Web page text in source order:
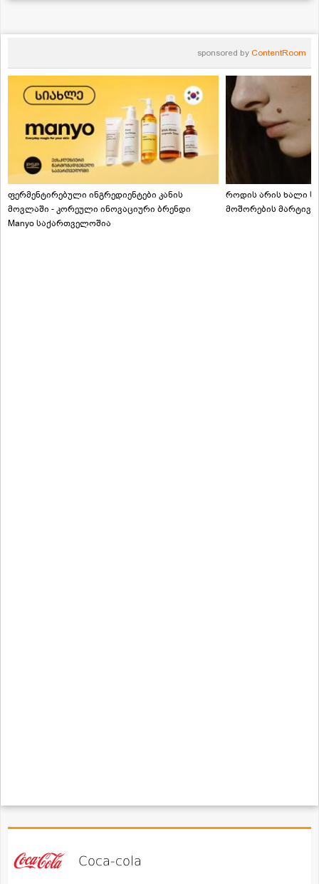
sponsored by ContentRoom
ფერმენტირებული ინგრედიენტები კანის
მოვლაში - კორეული ინოვაციური ბრენდი
Manyo საქართველოშია
როდის არის ხალი
მოშორების
Coca-cola